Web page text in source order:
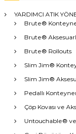
YARDIMCI ATIK
Brute®
Brute®
Brute® Rollouts
Slim Jim®
Slim Jim®
Pedallı
Çöp Kovası ve
Untouchable®